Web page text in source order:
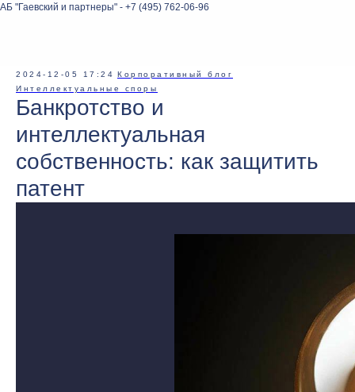
АБ "Гаевский и партнеры" - +7 (495) 762-06-96
2024-12-05 17:24 Корпоративный блог
Интеллектуальные споры
Банкротство и
интеллектуальная
собственность: как защитить
патент